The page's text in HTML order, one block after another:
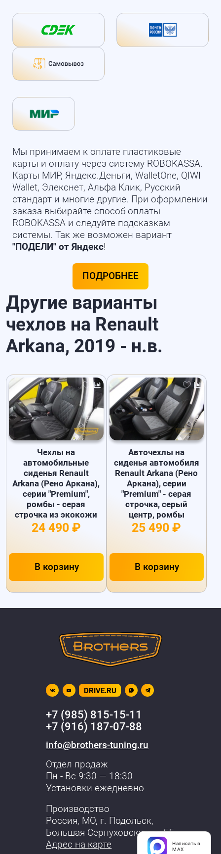
Мы принимаем к оплате пластиковые
карты и оплату через систему ROBOKASSA.
Карты МИР, Яндекс.Деньги, WalletOne, QIWI
Wallet, Элекснет, Альфа Клик, Русский
стандарт и многие другие. При оформлении
заказа выбирайте способ оплаты
ROBOKASSA и следуйте подсказкам
системы. Так же возможен вариант
"ПОДЕЛИ" от Яндекс!
ПОДРОБНЕЕ
Другие варианты
чехлов на Renault
Arkana, 2019 - н.в.
Чехлы на
автомобильные
сиденья Renault
Arkana (Рено Аркана),
серии "Premium",
ромбы - серая
строчка из экокожи
24 490 ₽
В корзину
Авточехлы на
сиденья автомобиля
Renault Arkana (Рено
Аркана), серии
"Premium" - серая
строчка, серый
центр, ромбы
25 490 ₽
В корзину
DRIVE.RU
+7 (985) 815-15-11
+7 (916) 187-07-88
info@brothers-tuning.ru
Отдел продаж
Пн - Вс 9:30 — 18:30
Установки ежедневно
Производство
Россия, МО, г. Подольск,
Большая Серпуховская, д. 55
Адрес на карте
Написать в
MAX